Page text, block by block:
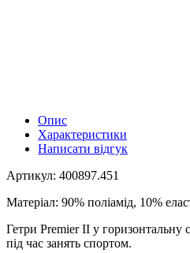
Опис
Характеристики
Написати відгук
Артикул: 400897.451
Матеріал: 90% поліамід, 10%
Гетри Premier II у горизонтальну
під час занять спортом.